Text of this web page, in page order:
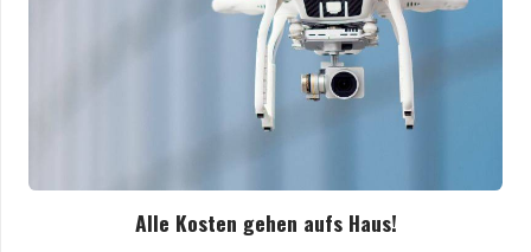
Alle Kosten gehen aufs Haus!